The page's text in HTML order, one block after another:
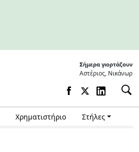
Σήμερα γιορτάζουν
Αστέριος, Νικάνωρ
Χρηματιστήριο Στήλες